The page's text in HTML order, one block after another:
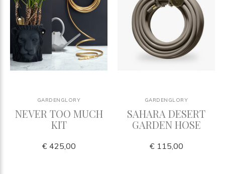
GARDENGLORY
NEVER TOO MUCH
KIT
€ 425,00
GARDENGLORY
SAHARA DESERT
GARDEN HOSE
€ 115,00